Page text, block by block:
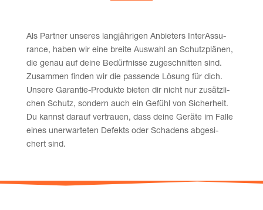
Als Part­ner unse­res lang­jäh­ri­gen Anbie­ters Inter­Assu­
rance, haben wir eine brei­te Aus­wahl an Schutz­plä­nen,
die genau auf dei­ne Bedürf­nis­se zuge­schnit­ten sind.
Zusam­men fin­den wir die pas­sen­de Lösung für dich.
Unse­re Garan­tie-Pro­duk­te bie­ten dir nicht nur zusätz­li­
chen Schutz, son­dern auch ein Gefühl von Sicher­heit.
Du kannst dar­auf ver­trau­en, dass dei­ne Gerä­te im Fal­le
eines uner­war­te­ten Defekts oder Scha­dens abge­si­
chert sind.